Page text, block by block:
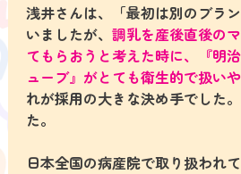
浅井さんは、「最初は別のブラ
いましたが、 調乳を産後直後の
てもらおうと考えた時に、『明
ューブ』がとても衛生的で扱い
れが採用の大きな決め手でした
た。
日本全国の病産院で取り扱われ